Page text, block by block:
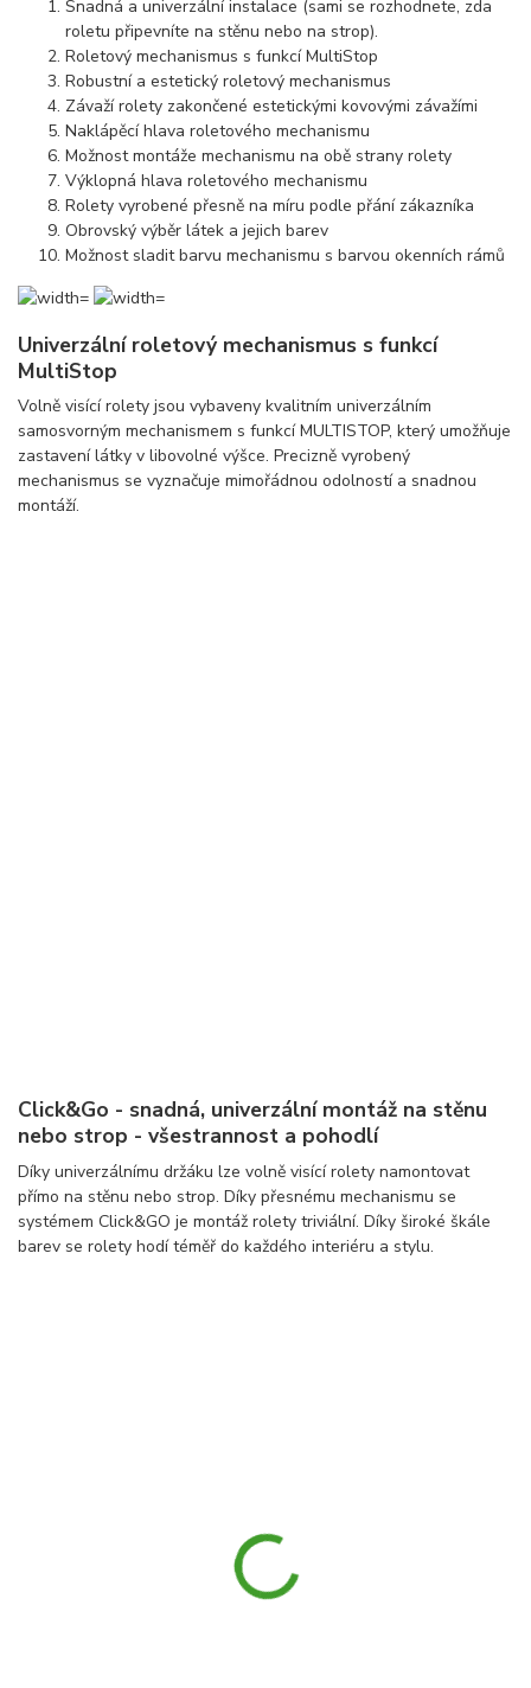
Snadná a univerzální instalace (sami se rozhodnete, zda
roletu připevníte na stěnu nebo na strop).
Roletový mechanismus s funkcí MultiStop
Robustní a estetický roletový mechanismus
Závaží rolety zakončené estetickými kovovými závažími
Naklápěcí hlava roletového mechanismu
Možnost montáže mechanismu na obě strany rolety
Výklopná hlava roletového mechanismu
Rolety vyrobené přesně na míru podle přání zákazníka
Obrovský výběr látek a jejich barev
Možnost sladit barvu mechanismu s barvou okenních rámů
Univerzální roletový mechanismus s funkcí
MultiStop
Volně visící rolety jsou vybaveny kvalitním univerzálním
samosvorným mechanismem s funkcí MULTISTOP, který umožňuje
zastavení látky v libovolné výšce. Precizně vyrobený
mechanismus se vyznačuje mimořádnou odolností a snadnou
montáží.
Click&Go - snadná, univerzální montáž na stěnu
nebo strop - všestrannost a pohodlí
Díky univerzálnímu držáku lze volně visící rolety namontovat
přímo na stěnu nebo strop. Díky přesnému mechanismu se
systémem Click&GO je montáž rolety triviální. Díky široké škále
barev se rolety hodí téměř do každého interiéru a stylu.